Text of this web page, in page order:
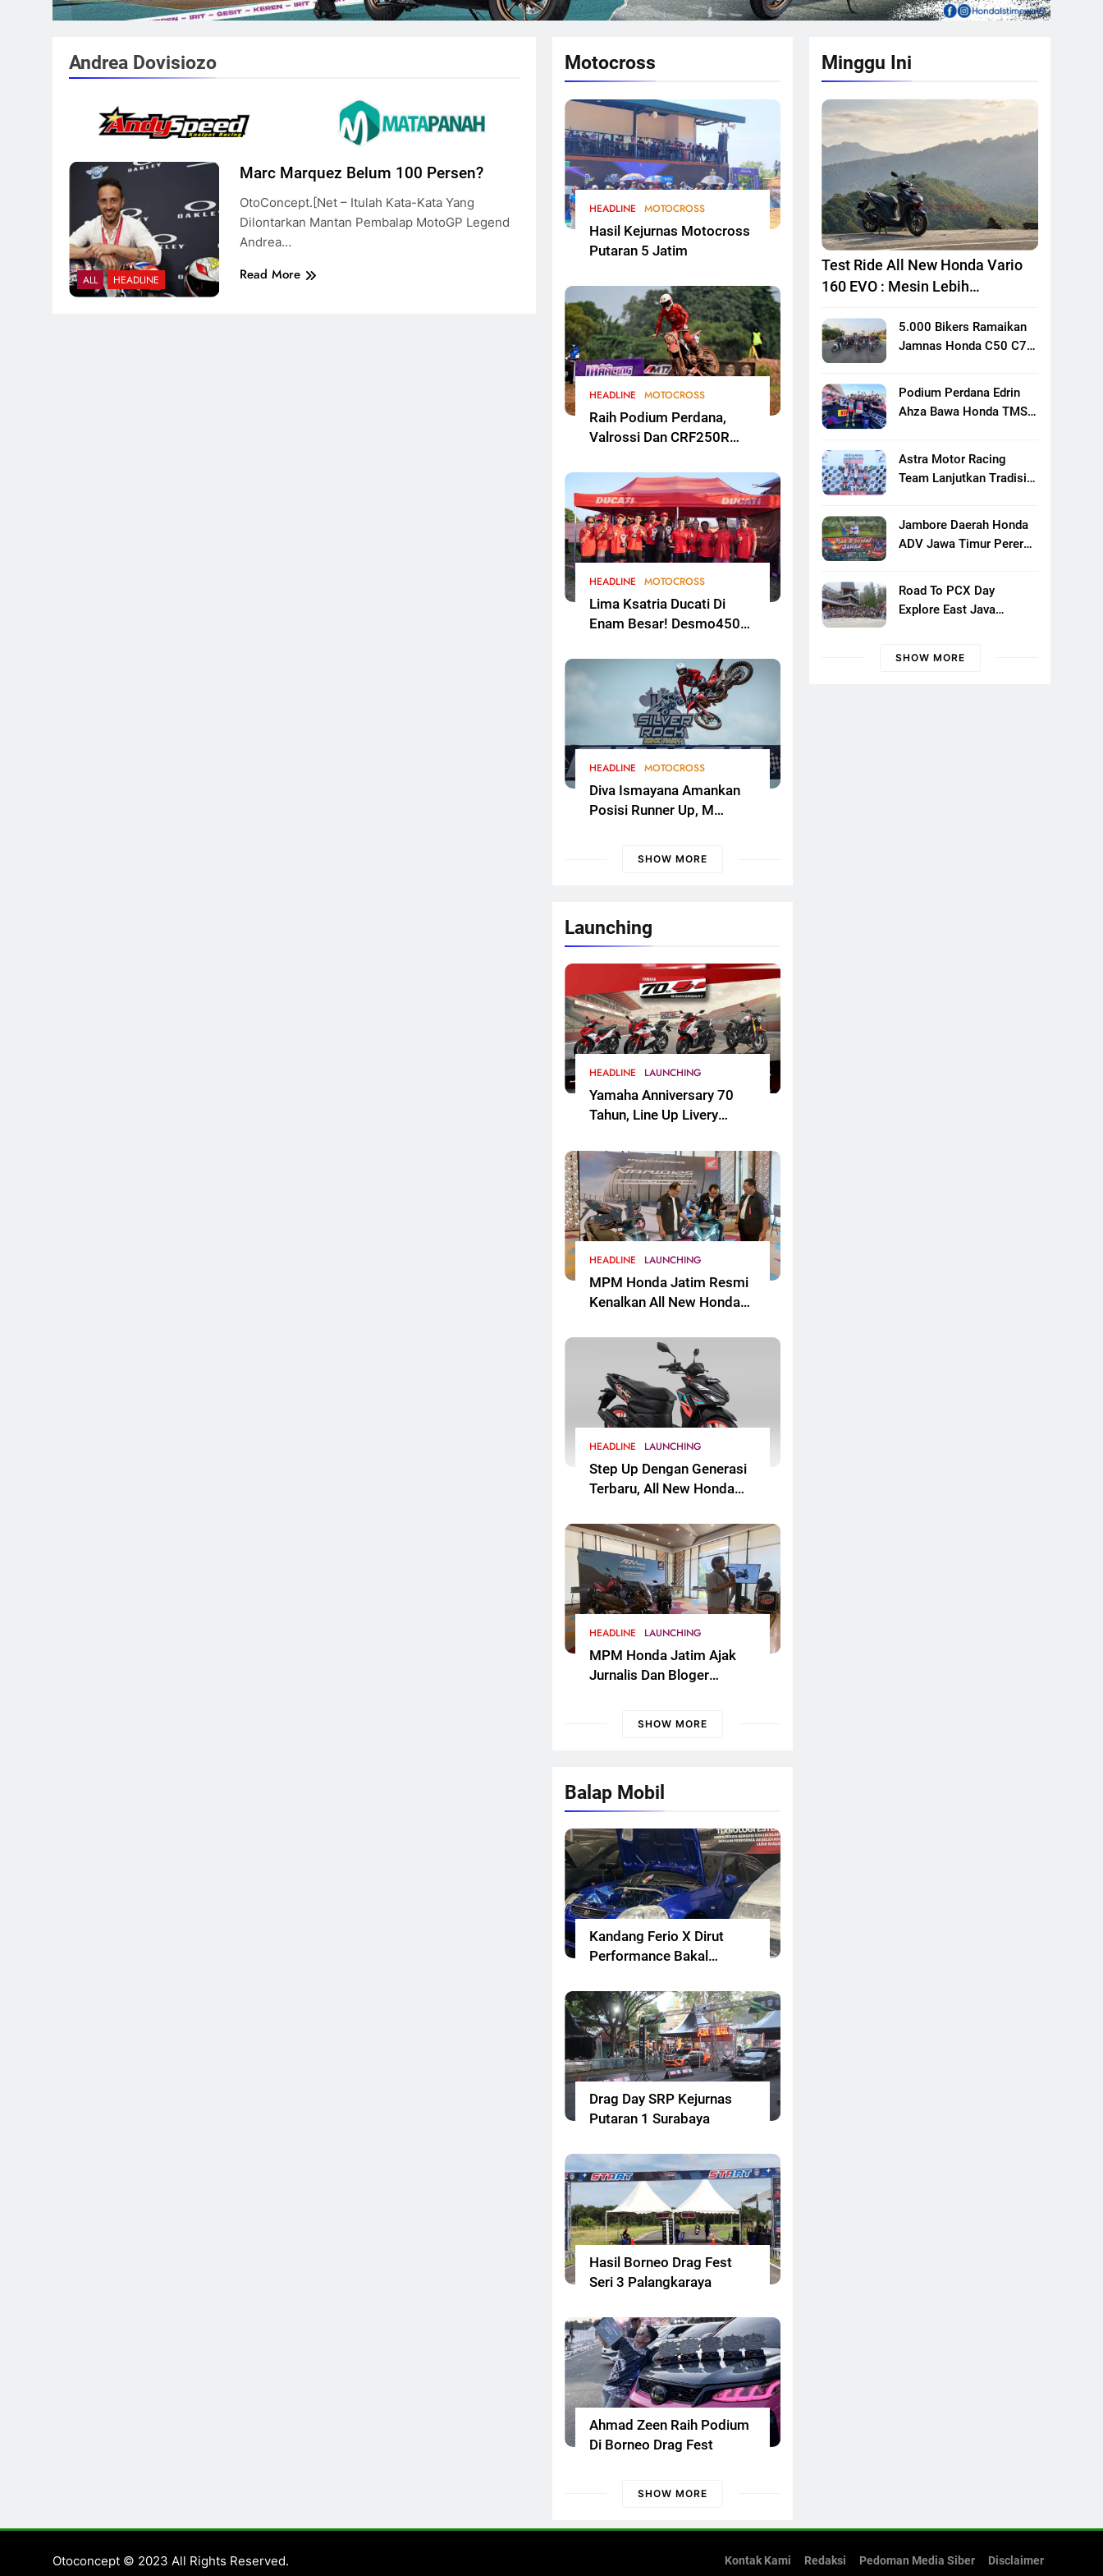
Motocross
HEADLINE MOTOCROSS
Hasil Kejurnas Motocross
Putaran 5 Jatim
HEADLINE MOTOCROSS
Raih Podium Perdana,
Valrossi Dan CRF250R
Motocross Bekasi
HEADLINE MOTOCROSS
Lima Ksatria Ducati Di
Enam Besar! Desmo450
Cleosa Series
Championship 2026
Round 2
HEADLINE MOTOCROSS
Diva Ismayana Amankan
Posisi Runner Up, M
SHOW MORE
Launching
HEADLINE LAUNCHING
Yamaha Anniversary 70
Tahun, Line Up Livery
Mengaspal
HEADLINE LAUNCHING
MPM Honda Jatim Resmi
Kenalkan All New Honda
HEADLINE LAUNCHING
Step Up Dengan Generasi
Terbaru, All New Honda
Dan Sporti. Segera Hadir
Untuk Masyarakat Jawa
Timur
HEADLINE LAUNCHING
MPM Honda Jatim Ajak
Jurnalis Dan Bloger
SHOW MORE
Balap Mobil
Kandang Ferio X Dirut
Performance Bakal
Jabar
Drag Day SRP Kejurnas
Putaran 1 Surabaya
Hasil Borneo Drag Fest
Seri 3 Palangkaraya
Ahmad Zeen Raih Podium
Di Borneo Drag Fest
SHOW MORE
Andrea Dovisiozo
ALL HEADLINE
Marc Marquez Belum 100 Persen?
OtoConcept.[net – Itulah Kata-Kata Yang
Dilontarkan Mantan Pembalap MotoGP Legend
Andrea…
Read More
Minggu Ini
Test Ride All New Honda Vario
160 EVO : Mesin Lebih
5.000 Bikers Ramaikan
Jamnas Honda C50 C70
Podium Perdana Edrin
Ahza Bawa Honda TMS
Astra Motor Racing
Team Lanjutkan Tradisi
Jambore Daerah Honda
ADV Jawa Timur Pererat
Dan Aksi Sosial Di
Banyuwangi
Road To PCX Day
Explore East Java
SHOW MORE
Otoconcept © 2023 All Rights Reserved. Kontak Kami Redaksi Pedoman Media Siber Disclaimer